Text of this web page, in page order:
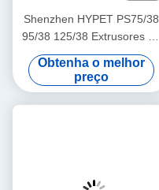
Shenzhen HYPET PS75/38
95/38 125/38 Extrusores de
plástico de paralelo de
parafuso duplo de alta
eficiência e alta velocidade
Obtenha o melhor
preço